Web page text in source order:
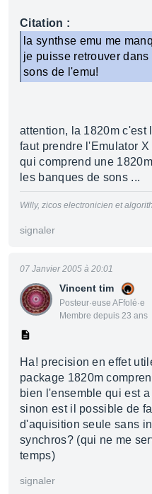
Citation :
la synthse emu me
je puisse retrouver
sons de l'emu!
attention, la 1820m c'est
faut prendre l'Emulator X
qui comprend une
les banques de sons ...
Willy, zicos electronicien et
signaler
Vincent tim
Posteur·euse AFfolé·e
Membre depuis 23 ans
07 Janvier 2005 à 20:01
Ha! precision en effet
package 1820m
bien l'ensemble qui est
sinon est il possible de
d'aquisition seule sans
synchros? (qui ne me
temps)
signaler